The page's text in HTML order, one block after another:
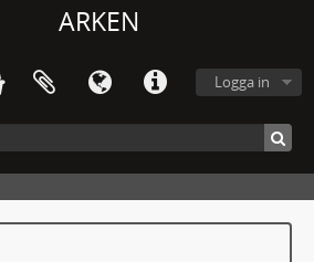
ARKEN
Logga in